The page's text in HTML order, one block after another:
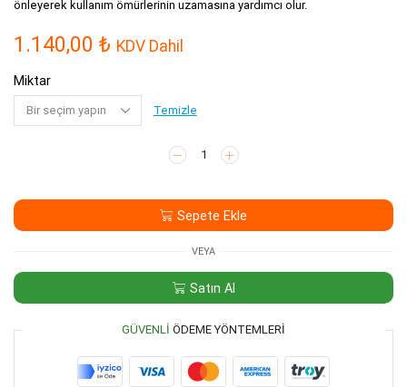
önleyerek kullanım ömürlerinin uzamasına yardımcı olur.
1.140,00 ₺ KDV Dahil
Miktar
Temizle
Kireç
Önleyici
adet
Sepete Ekle
VEYA
Satın Al
GÜVENLI ÖDEME YÖNTEMLERI